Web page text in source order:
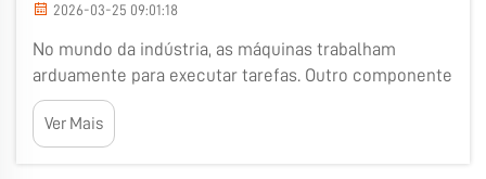
2026-03-25 09:01:18
No mundo da indústria, as máquinas trabalham
arduamente para executar tarefas. Outro componente
essencial em muitos dispositivos é o redutor-motor
helicoidal. Um motor com redutor helicoidal é uma
combinação de um motor elétrico e uma unidade
Ver Mais